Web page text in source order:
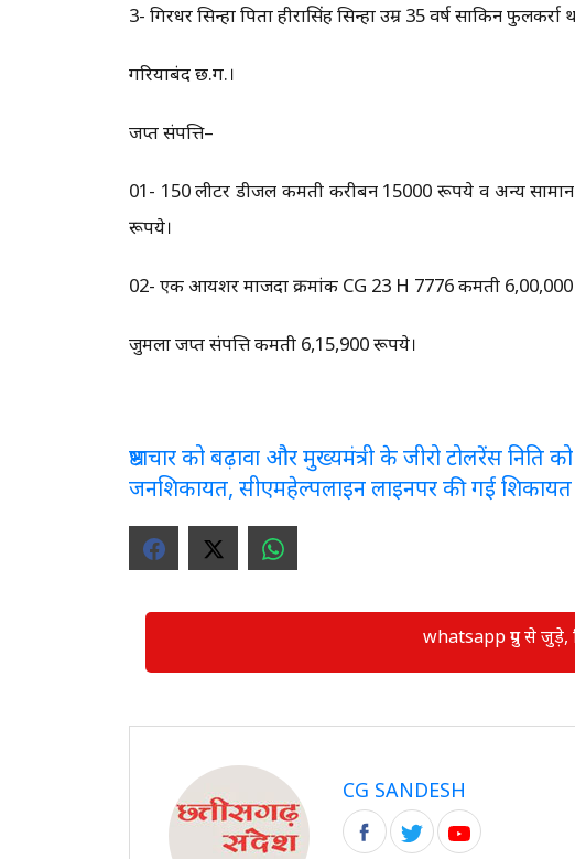
3- गिरधर सिन्हा पिता हीरासिंह सिन्हा उम्र 35 वर्ष साकिन
गरियाबंद छ.ग.।
जप्त संपत्ति–
01- 150 लीटर डीजल कीमती करीबन 15000 रूपये व अन्य
रूपये।
02- एक आयशर माजदा क्रमांक CG 23 H 7776 कीमती
जुमला जप्त संपत्ति कीमती 6,15,900 रूपये।
भ्रष्टाचार को बढ़ावा और मुख्यमंत्री के जीरो टोलरेंस निति
जनशिकायत, सीएमहेल्पलाइन लाइनपर की गई
whatsapp ग्रुप से
CG SANDESH